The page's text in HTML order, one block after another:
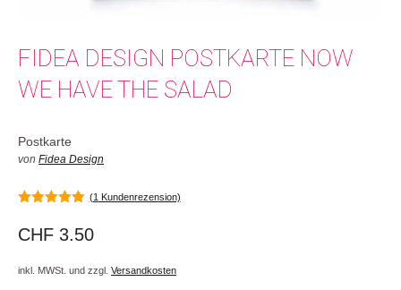
FIDEA DESIGN POSTKARTE NOW
WE HAVE THE SALAD
Postkarte
von Fidea Design
(1 Kundenrezension)
CHF 3.50
inkl. MWSt. und zzgl. Versandkosten